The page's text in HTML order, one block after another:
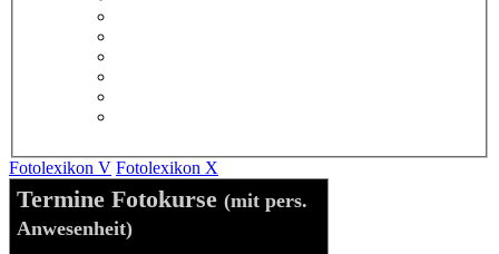
Fotolexikon V Fotolexikon X
Termine Fotokurse (mit pers.
Anwesenheit)